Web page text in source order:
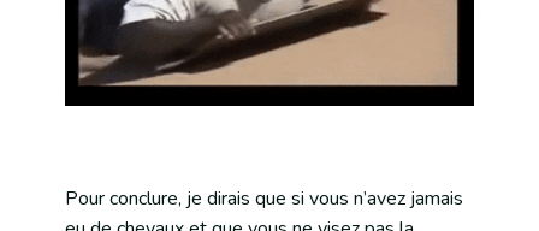
Pour conclure, je dirais que si vous n’avez jamais